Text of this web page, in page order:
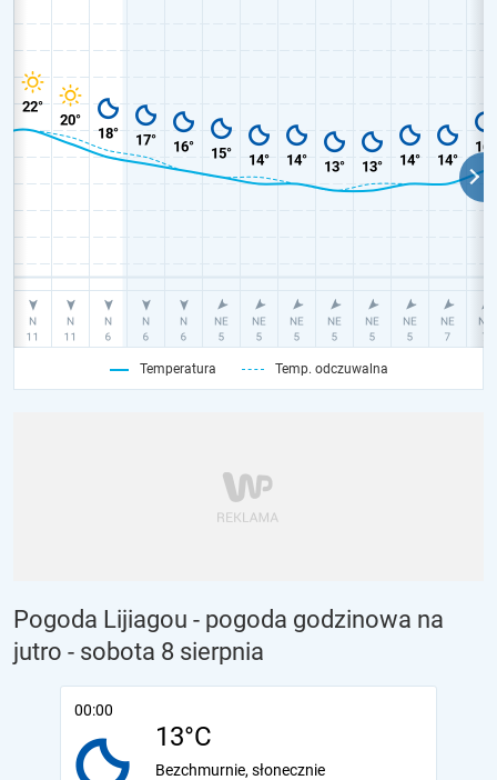
Temperatura Temp. odczuwalna
Pogoda Lijiagou - pogoda godzinowa na
jutro - sobota 8 sierpnia
00:00
13°C
Bezchmurnie, słonecznie